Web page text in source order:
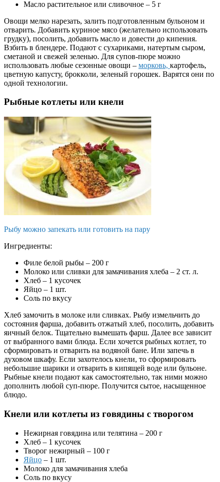
Масло растительное или сливочное – 5 г
Овощи мелко нарезать, залить подготовленным бульоном и
отварить. Добавить куриное мясо (желательно использовать
грудку), посолить, добавить масло и довести до кипения.
Взбить в блендере. Подают с сухариками, натертым сыром,
сметаной и свежей зеленью. Для супов-пюре можно
использовать любые сезонные овощи – морковь, картофель,
цветную капусту, брокколи, зеленый горошек. Варятся они по
одной технологии.
Рыбные котлеты или кнели
Рыбу можно запекать или готовить на пару
Ингредиенты:
Филе белой рыбы – 200 г
Молоко или сливки для замачивания хлеба – 2 ст. л.
Хлеб – 1 кусочек
Яйцо – 1 шт.
Соль по вкусу
Хлеб замочить в молоке или сливках. Рыбу измельчить до
состояния фарша, добавить отжатый хлеб, посолить, добавить
яичный белок. Тщательно вымешать фарш. Далее все зависит
от выбранного вами блюда. Если хочется рыбных котлет, то
сформировать и отварить на водяной бане. Или запечь в
духовом шкафу. Если захотелось кнели, то сформировать
небольшие шарики и отварить в кипящей воде или бульоне.
Рыбные кнели подают как самостоятельно, так ними можно
дополнить любой суп-пюре. Получится сытое, насыщенное
блюдо.
Кнели или котлеты из говядины с творогом
Нежирная говядина или телятина – 200 г
Хлеб – 1 кусочек
Творог нежирный – 100 г
Яйцо – 1 шт.
Молоко для замачивания хлеба
Соль по вкусу